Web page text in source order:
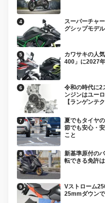
スーパーチャ
グシップモデ
カワサキの人
400」に2027
令和の時代に2
ンジンはユー
【ランゲンテ
夏でもタイヤ
節でも安心・
こと
新基準原付の
転できる免許
Vストローム
25mmダウン